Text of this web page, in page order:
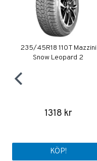
235/45R18 110T Mazzini
Snow Leopard 2
1318 kr
KÖP!